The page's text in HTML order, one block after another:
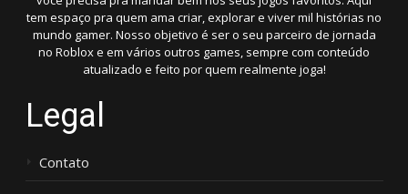
tem espaço pra quem ama criar, explorar e viver mil histórias no
mundo gamer. Nosso objetivo é ser o seu parceiro de jornada
no Roblox e em vários outros games, sempre com conteúdo
atualizado e feito por quem realmente joga!
Legal
Contato